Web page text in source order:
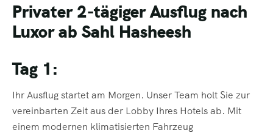
Privater 2-tägiger Ausflug nach
Luxor ab Sahl Hasheesh
Tag 1:
Ihr Ausflug startet am Morgen. Unser Team holt Sie zur
vereinbarten Zeit aus der Lobby Ihres Hotels ab. Mit
einem modernen klimatisierten Fahrzeug